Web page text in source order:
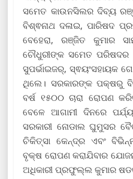
ସମେତ କାଉନସିଲର ଦିବ୍ୟ
ବିଶ୍ଵନାଥ ଦଳାଇ, ପାରିଷଦ
ବେହେରା, ରଞ୍ଜିତ କୁମାର
ଚୌଧୁରୀଙ୍କ ସମେତ ପରିଷଦର
ସୁପର୍ଭାଇଜର୍, ସ୍ଵୟଂସହାୟକ
ଥିଲେ। ସରକାରଙ୍କ ପକ୍ଷରୁ
ବର୍ଷ ୧୫୦୦ ଚାରା ରୋପଣ
ବେଳେ ଆଗାମୀ ଦିନରେ
ସରକାରୀ ନୋଡାଲ ଘୁମୁସର
ଚିକିତ୍ସା କେନ୍ଦ୍ର ଏବଂ
ବୃକ୍ଷ ରୋପଣ କରାଯିବାର
ଅଧିକାରୀ ପ୍ରଫୁଲ୍ଲ କୁମାର